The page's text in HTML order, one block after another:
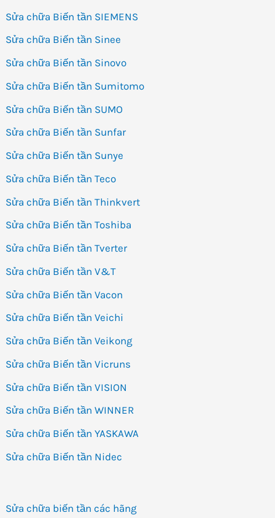
Sửa chữa Biến tần SIEMENS
Sửa chữa Biến tần Sinee
Sửa chữa Biến tần Sinovo
Sửa chữa Biến tần Sumitomo
Sửa chữa Biến tần SUMO
Sửa chữa Biến tần Sunfar
Sửa chữa Biến tần Sunye
Sửa chữa Biến tần Teco
Sửa chữa Biến tần Thinkvert
Sửa chữa Biến tần Toshiba
Sửa chữa Biến tần Tverter
Sửa chữa Biến tần V&T
Sửa chữa Biến tần Vacon
Sửa chữa Biến tần Veichi
Sửa chữa Biến tần Veikong
Sửa chữa Biến tần Vicruns
Sửa chữa Biến tần VISION
Sửa chữa Biến tần WINNER
Sửa chữa Biến tần YASKAWA
Sửa chữa Biến tần Nidec
Sửa chữa biến tần các hãng